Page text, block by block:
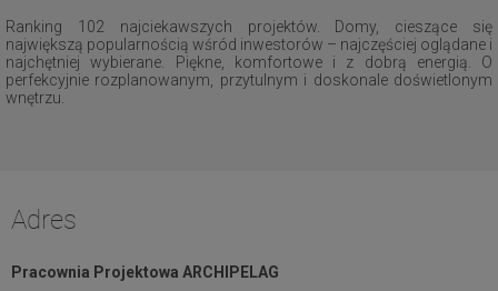
Ranking 102 najciekawszych projektów. Domy, cieszące się
największą popularnością wśród inwestorów – najczęściej oglądane i
najchętniej wybierane. Piękne, komfortowe i z dobrą energią. O
perfekcyjnie rozplanowanym, przytulnym i doskonale doświetlonym
wnętrzu.
Adres
Pracownia Projektowa ARCHIPELAG